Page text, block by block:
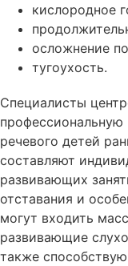
кислородное
осложнение
тугоухость.
Специалисты
речевого детей
составляют
развивающих
отставания и
могут входить
развивающие
также